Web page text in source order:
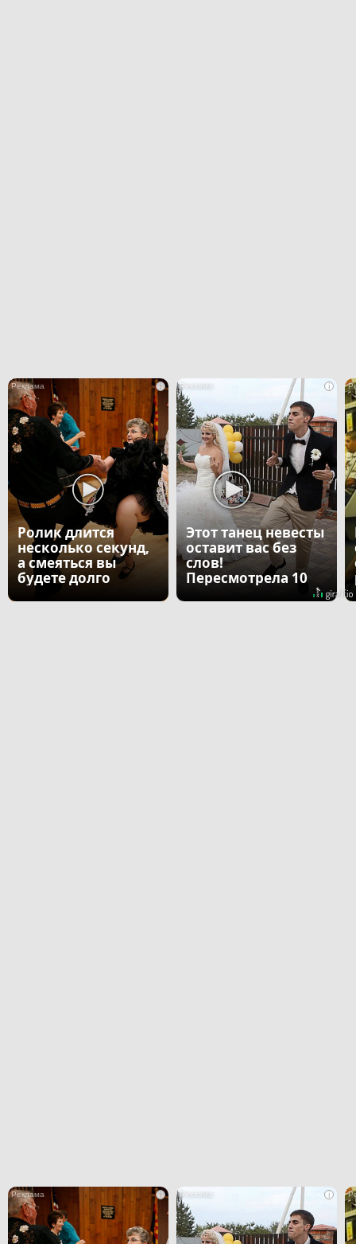
i
Ролик длится
несколько секунд,
а смеяться вы
будете долго
i
Этот танец невесты
оставит вас без
слов!
Пересмотрела 10
i i